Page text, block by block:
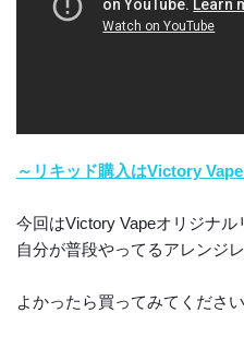
～リキッド購入はVictory
今回はVictory Vapeオリジナル
自分が普段やってるアレンジ
よかったら買ってみてください